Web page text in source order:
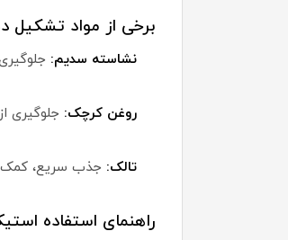
برخی از مواد تشکیل
نشاسته سدیم:
روغن کرچک: جلوگیری
تالک: جذب سریع،
راهنمای استفاده